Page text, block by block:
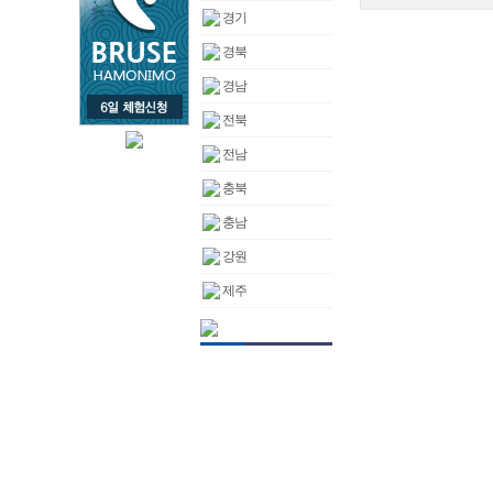
경기
경북
경남
전북
전남
충북
충남
강원
제주